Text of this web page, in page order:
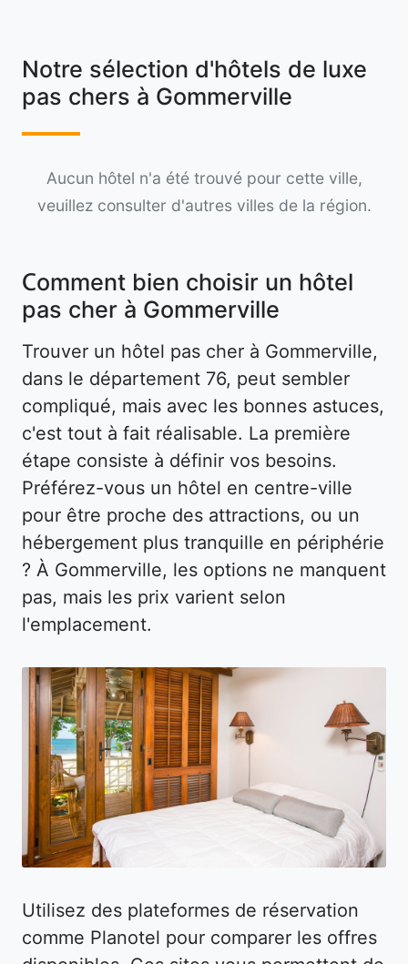
Notre sélection d'hôtels de luxe
pas chers à Gommerville
Aucun hôtel n'a été trouvé pour cette ville,
veuillez consulter d'autres villes de la région.
Comment bien choisir un hôtel
pas cher à Gommerville
Trouver un hôtel pas cher à Gommerville,
dans le département 76, peut sembler
compliqué, mais avec les bonnes astuces,
c'est tout à fait réalisable. La première
étape consiste à définir vos besoins.
Préférez-vous un hôtel en centre-ville
pour être proche des attractions, ou un
hébergement plus tranquille en périphérie
? À Gommerville, les options ne manquent
pas, mais les prix varient selon
l'emplacement.
Utilisez des plateformes de réservation
comme Planotel pour comparer les offres